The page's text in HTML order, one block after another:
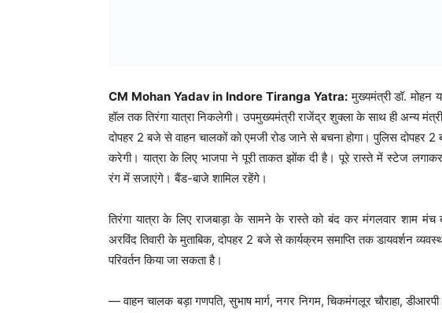
CM Mohan Yadav in Indore Tiranga Yatra:मुख्यमंत्री डॉ. मोहन
हॉल तक तिरंगा यात्रा निकलेगी। उपमुख्यमंत्री राजेंद्र शुक्ला के साथ ही अन्य
दोपहर 2 बजे से वाहन चालकों को एमजी रोड जाने से बचना होगा। पुलिस दोपहर
करेगी। यात्रा के लिए भाजपा ने पूरी ताकत झोंक दी है। पूरे रास्ते में स्टेज लगाकर
रंग में सजाएंगे। बैंड-बाजे शामिल रहेंगे।
तिरंगा यात्रा के लिए राजबाड़ा के सामने के रास्ते को बंद कर मंगलवार शाम
अरविंद तिवारी के मुताबिक, दोपहर 2 बजे से कार्यक्रम समाप्ति तक डायवर्शन
परिवर्तन किया जा सकता है।
— वाहन चालक बड़ा गणपति, सुभाष मार्ग, नगर निगम, चिकमंगलूर चौराहा,